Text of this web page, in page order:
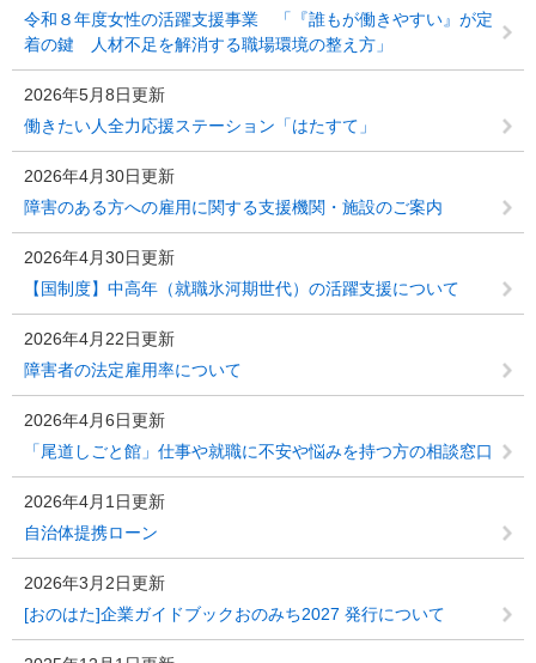
令和８年度女性の活躍支援事業 「『誰もが働きやすい』が定
着の鍵 人材不足を解消する職場環境の整え方」
2026年5月8日更新
働きたい人全力応援ステーション「はたすて」
2026年4月30日更新
障害のある方への雇用に関する支援機関・施設のご案内
2026年4月30日更新
【国制度】中高年（就職氷河期世代）の活躍支援について
2026年4月22日更新
障害者の法定雇用率について
2026年4月6日更新
「尾道しごと館」仕事や就職に不安や悩みを持つ方の相談窓口
2026年4月1日更新
自治体提携ローン
2026年3月2日更新
[おのはた]企業ガイドブックおのみち2027 発行について